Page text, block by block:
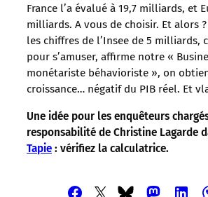
France l’a évalué à 19,7 milliards, et
milliards. A vous de choisir. Et alors
les chiffres de l’Insee de 5 milliards,
pour s’amuser, affirme notre «
monétariste béhavioriste », on
croissance… négatif du PIB réel. Et
Une idée pour les enquêteurs
responsabilité de Christine Lagarde
Tapie : vérifiez la calculatrice.
Partager
PartagerPartagerPartager